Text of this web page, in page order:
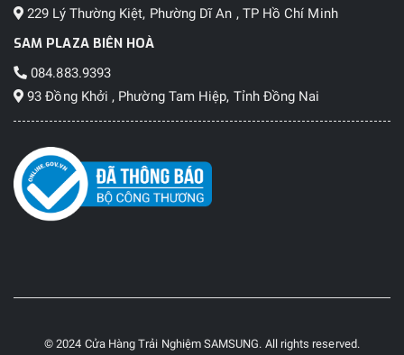
229 Lý Thường Kiệt, Phường Dĩ An , TP Hồ Chí Minh
SAM PLAZA BIÊN HOÀ
084.883.9393
93 Đồng Khởi , Phường Tam Hiệp, Tỉnh Đồng Nai
© 2024 Cửa Hàng Trải Nghiệm SAMSUNG. All rights reserved.